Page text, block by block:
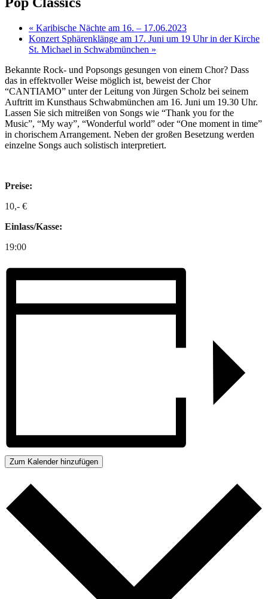
« Karibische Nächte am 16. – 17.06.2023
Konzert Sphärenklänge am 17. Juni um 19 Uhr in der Kirche
St. Michael in Schwabmünchen »
Bekannte Rock- und Popsongs gesungen von einem Chor? Dass
das in effektvoller Weise möglich ist, beweist der Chor
“CANTIAMO” unter der Leitung von Jürgen Scholz bei seinem
Auftritt im Kunsthaus Schwabmünchen am 16. Juni um 19.30 Uhr.
Lassen Sie sich mitreißen von Songs wie “Thank you for the
Music”, “My way”, “Wonderful world” oder “One moment in time”
in chorischem Arrangement. Neben der großen Besetzung werden
einzelne Songs auch solistisch interpretiert.
Preise:
10,- €
Einlass/Kasse:
19:00
Zum Kalender hinzufügen